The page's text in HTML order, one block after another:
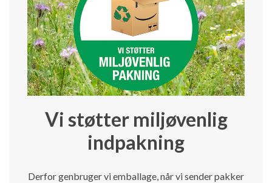
Vi støtter miljøvenlig
indpakning
Derfor genbruger vi emballage, når vi sender pakker